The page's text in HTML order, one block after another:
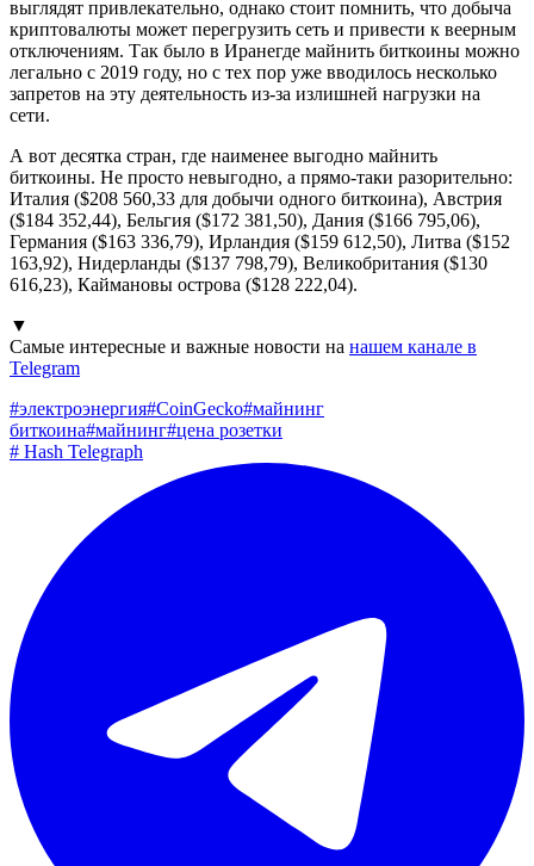
выглядят привлекательно, однако стоит помнить, что добыча
криптовалюты может перегрузить сеть и привести к веерным
отключениям. Так было в Иранегде майнить биткоины можно
легально с 2019 году, но с тех пор уже вводилось несколько
запретов на эту деятельность из-за излишней нагрузки на
сети.
А вот десятка стран, где наименее выгодно майнить
биткоины. Не просто невыгодно, а прямо-таки разорительно:
Италия ($208 560,33 для добычи одного биткоина), Австрия
($184 352,44), Бельгия ($172 381,50), Дания ($166 795,06),
Германия ($163 336,79), Ирландия ($159 612,50), Литва ($152
163,92), Нидерланды ($137 798,79), Великобритания ($130
616,23), Каймановы острова ($128 222,04).
▼
Самые интересные и важные новости на нашем канале в
Telegram
#электроэнергия#CoinGecko#майнинг
биткоина#майнинг#цена розетки
# Hash Telegraph